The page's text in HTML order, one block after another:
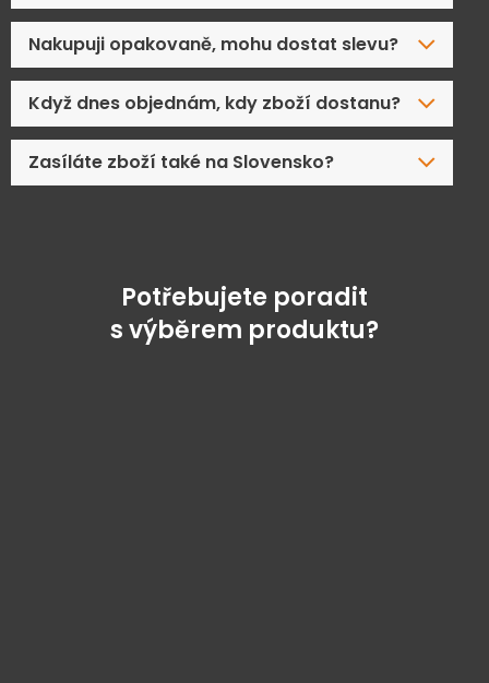
Nakupuji opakovaně, mohu dostat slevu?
Když dnes objednám, kdy zboží dostanu?
Zasíláte zboží také na Slovensko?
Potřebujete poradit
s výběrem produktu?